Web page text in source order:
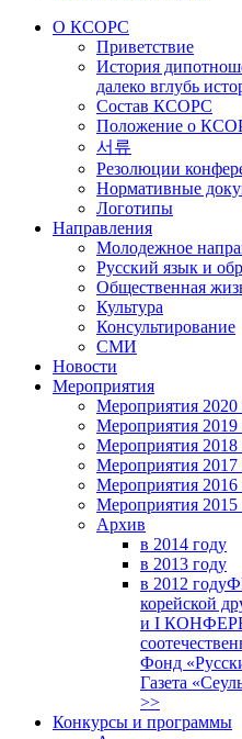
О КСОРС
Приветствие
История
далеко вглубь
Состав КСОРС
Положение о
서류
Резолюции
Нормативные
Логотипы
Направления
Молодежное
Русский язык и
Общественная
Культура
Консультирование
СМИ
Новости
Мероприятия
Мероприятия 2020
Мероприятия 2019
Мероприятия 2018
Мероприятия 2017
Мероприятия 2016
Мероприятия 2015
Архив
в 2014 году
в 2013 году
в 2012 году
корейской
и I
Фонд
Газета
>>
Конкурсы и программы